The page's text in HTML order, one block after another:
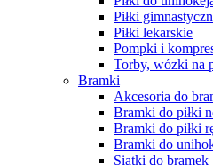
Piłki
Piłki lekarskie
Pompki i
Torby, wózki na
Bramki
Akcesoria do
Bramki do piłki
Bramki do piłki
Bramki do
Siatki do bramek